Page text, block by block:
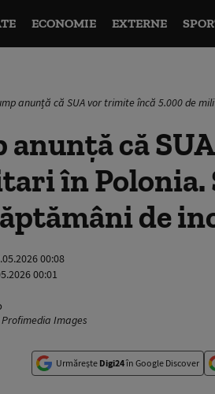
ECONOMIE EXTERNE
anunță că SUA vor trimite încă 5.000 de
că
în Polonia.
de
00:08
00:01
Images
Urmărește Digi24în Google Discover